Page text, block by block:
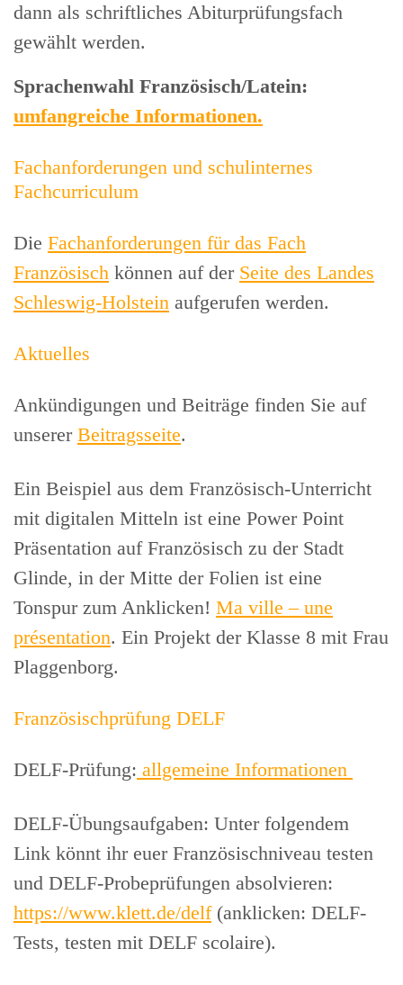
dann als schriftliches Abiturprüfungsfach
gewählt werden.
Sprachenwahl Französisch/Latein:
umfangreiche Informationen.
Fachanforderungen und schulinternes
Fachcurriculum
Die Fachanforderungen für das Fach
Französisch können auf der Seite des Landes
Schleswig-Holstein aufgerufen werden.
Aktuelles
Ankündigungen und Beiträge finden Sie auf
unserer Beitragsseite.
Ein Beispiel aus dem Französisch-Unterricht
mit digitalen Mitteln ist eine Power Point
Präsentation auf Französisch zu der Stadt
Glinde, in der Mitte der Folien ist eine
Tonspur zum Anklicken! Ma ville – une
présentation. Ein Projekt der Klasse 8 mit Frau
Plaggenborg.
Französischprüfung DELF
DELF-Prüfung: allgemeine Informationen
DELF-Übungsaufgaben: Unter folgendem
Link könnt ihr euer Französischniveau testen
und DELF-Probeprüfungen absolvieren:
https://www.klett.de/delf(anklicken: DELF-
Tests, testen mit DELF scolaire).